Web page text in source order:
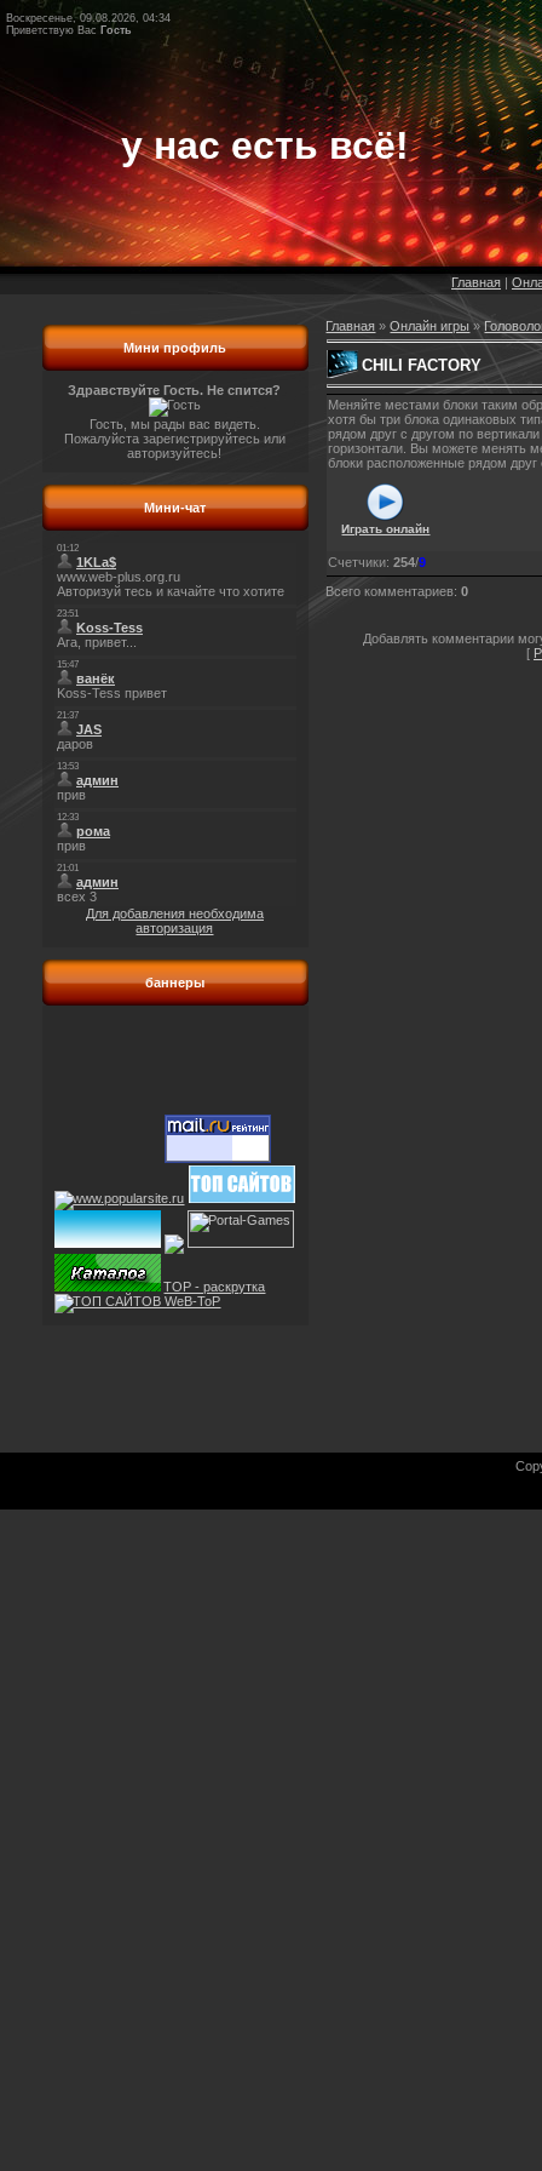
Воскресенье, 09.08.2026, 04:34
Приветствую Вас Гость
у нас есть всё!
Главная |
Мини профиль
Здравствуйте Гость. Не спится?
Гость, мы рады вас видеть.
Пожалуйста зарегистрируйтесь или
авторизуйтесь!
Мини-чат
Для добавления необходима
авторизация
баннеры
TOP - раскрутка
Главная »Онлайн игры »
CHILI FACTORY
Меняйте местами блоки таким
хотя бы три блока одинаковых
рядом друг с другом по
горизонтали. Вы можете менять
блоки расположенные рядом друг
Играть онлайн
Счетчики:254/9
Всего комментариев:0
Добавлять комментарии
[